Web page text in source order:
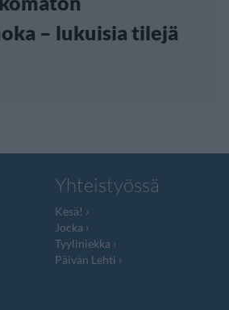
– lukuisia tilejä
Yhteistyössä
Kesä!
Jocka
Tyyliniekka
Päivän Lehti